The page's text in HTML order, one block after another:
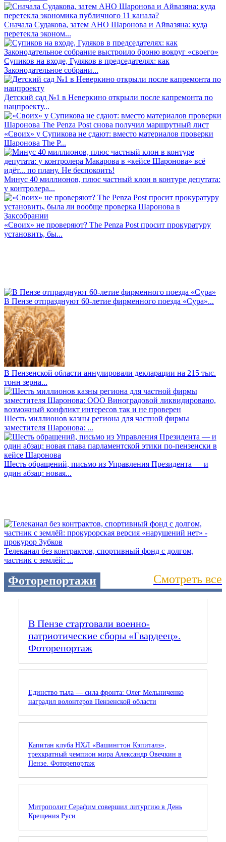
Сначала Судакова, затем АНО Шаронова и Айвазяна: куда
перетекла эконом...
Супиков на входе, Гуляков в председателях: как
Законодательное собрани...
Детский сад №1 в Неверкино открыли после капремонта по
нацпроекту...
«Своих» у Супикова не сдают: вместо материалов проверки
Шаронова The P...
Минус 40 миллионов, плюс частный клон в контуре депутата:
у контролера...
«Своих» не проверяют? The Penza Post просит прокуратуру
установить, бы...
В Пензе отпразднуют 60-летие фирменного поезда «Сура»...
В Пензенской области аннулировали декларации на 215 тыс.
тонн зерна...
Шесть миллионов казны региона для частной фирмы
заместителя Шаронова: ...
Шесть обращений, письмо из Управления Президента — и
один абзац: новая...
Телеканал без контрактов, спортивный фонд с долгом,
частник с землёй: ...
Фоторепортажи Смотреть все
В Пензе стартовали военно-
патриотические сборы «Гвардеец».
Фоторепортаж
Единство тыла — сила фронта: Олег Мельниченко
наградил волонтеров Пензенской области
Капитан клуба НХЛ «Вашингтон Кэпиталз»,
трехкратный чемпион мира Александр Овечкин в
Пензе. Фоторепортаж
Митрополит Серафим совершил литургию в День
Крещения Руси